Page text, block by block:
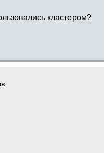
кластером?